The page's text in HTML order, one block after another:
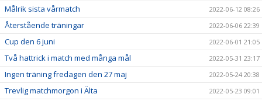
Målrik sista vårmatch 2022-06-12 08:26
Återstående träningar 2022-06-06 22:39
Cup den 6 juni 2022-06-01 21:05
Två hattrick i match med många mål 2022-05-31 23:17
Ingen träning fredagen den 27 maj 2022-05-24 20:38
Trevlig matchmorgon i Älta 2022-05-23 09:01